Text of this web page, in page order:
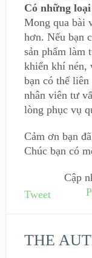
Có những
Mong qua bài
hơn. Nếu bạn
sản phẩm làm
khiển khí
bạn có thể
nhân viên tư
lòng phục vụ
Cảm ơn bạn
Chúc bạn có
Cập
Tweet
THE